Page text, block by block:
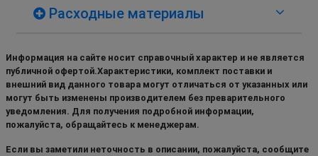
Расходные материалы
Информация на сайте носит справочный характер и не является
публичной офертой.Характеристики, комплект поставки и
внешний вид данного товара могут отличаться от указанных или
могут быть изменены производителем без преварительного
уведомления. Для получения подробной информации,
пожалуйста, обращайтесь к менеджерам.
Если вы заметили неточность в описании, пожалуйста, сообщите